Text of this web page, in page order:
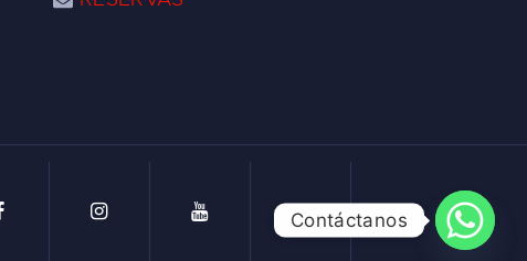
Contáctanos